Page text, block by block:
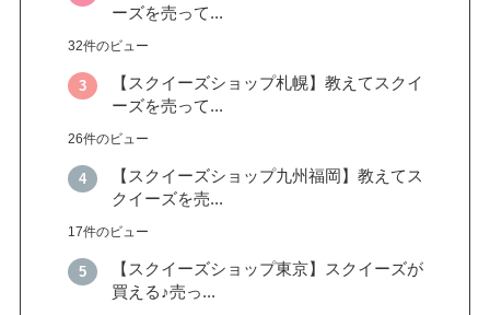
ーズを売って...
32件のビュー
【スクイーズショップ札幌】教えてスクイ
ーズを売って...
26件のビュー
【スクイーズショップ九州福岡】教えてス
クイーズを売...
17件のビュー
【スクイーズショップ東京】スクイーズが
買える♪売っ...